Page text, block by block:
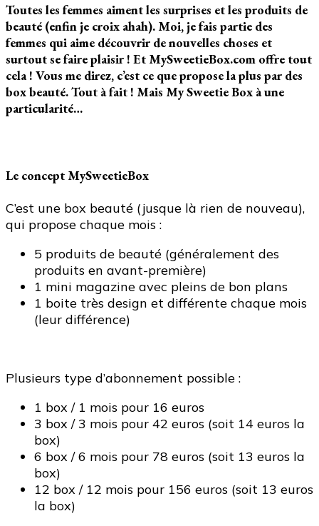
Toutes les femmes aiment les surprises et les produits de
beauté (enfin je croix ahah). Moi, je fais partie des
femmes qui aime découvrir de nouvelles choses et
surtout se faire plaisir ! Et MySweetieBox.com offre tout
cela ! Vous me direz, c’est ce que propose la plus par des
box beauté. Tout à fait ! Mais My Sweetie Box à une
particularité…
Le concept MySweetieBox
C’est une box beauté (jusque là rien de nouveau),
qui propose chaque mois :
5 produits de beauté (généralement des
produits en avant-première)
1 mini magazine avec pleins de bon plans
1 boite très design et différente chaque mois
(leur différence)
Plusieurs type d’abonnement possible :
1 box / 1 mois pour 16 euros
3 box / 3 mois pour 42 euros (soit 14 euros la
box)
6 box / 6 mois pour 78 euros (soit 13 euros la
box)
12 box / 12 mois pour 156 euros (soit 13 euros
la box)